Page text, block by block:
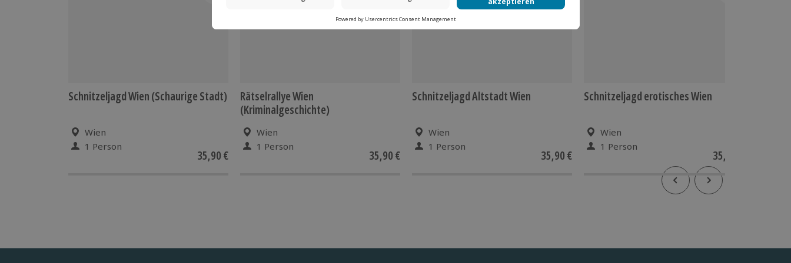
Schnitzeljagd Wien (Schaurige Stadt)
Wien
1 Person
35,90 €
Rätselrallye Wien
(Kriminalgeschichte)
Wien
1 Person
35,90 €
Schnitzeljagd Altstadt Wien
Wien
1 Person
35,90 €
Schnitzeljagd erotisches Wien
Wien
1 Person
35,90 €